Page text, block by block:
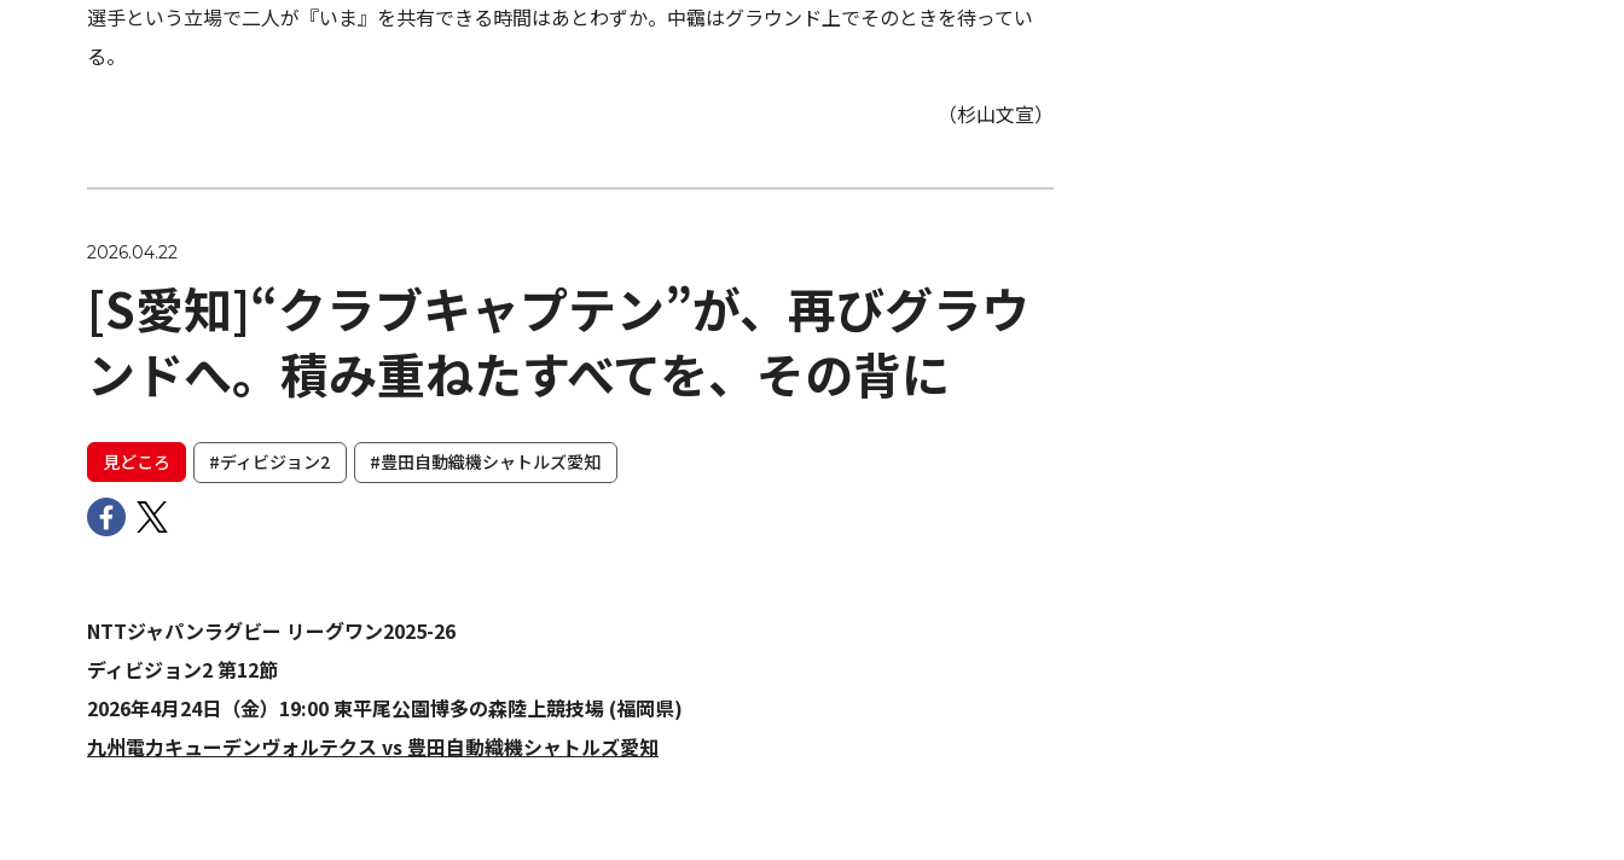
選手という立場で二人が『いま』を共有できる時間はあとわずか。中靍はグラウンド上でそのときを待ってい
る。
（杉山文宣）
2026.04.22
[S愛知]“クラブキャプテン”が、再びグラウ
ンドへ。積み重ねたすべてを、その背に
見どころ #ディビジョン2 #豊田自動織機シャトルズ愛知
NTTジャパンラグビー リーグワン2025-26
ディビジョン2 第12節
2026年4月24日（金）19:00 東平尾公園博多の森陸上競技場 (福岡県)
九州電力キューデンヴォルテクス vs 豊田自動織機シャトルズ愛知